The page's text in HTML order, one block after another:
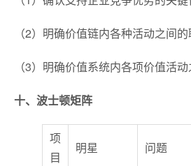
（2）明确价值链内各种活动之间的
（3）明确价值系统内各项价值活动
十、波士顿矩阵
项
目
明星 问题